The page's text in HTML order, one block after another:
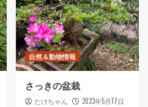
自然＆動物情報
さっきの盆栽
たけちゃん 2023年5月17日